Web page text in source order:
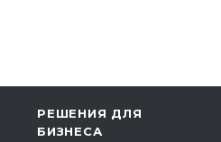
РЕШЕНИЯ ДЛЯ
БИЗНЕСА